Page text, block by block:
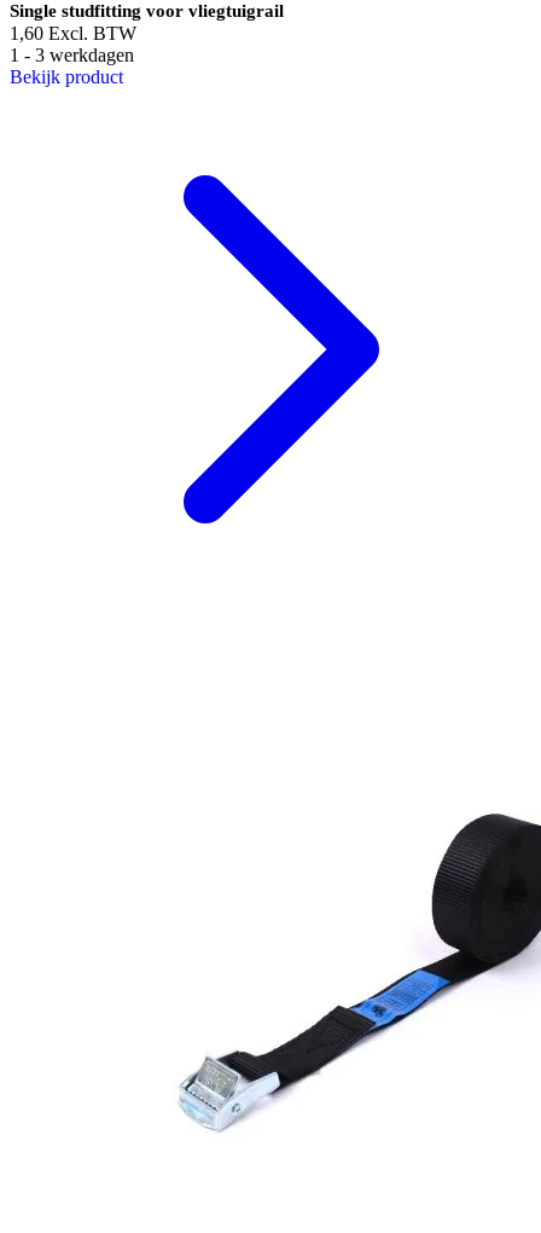
Single studfitting voor vliegtuigrail
1,60 Excl. BTW
1 - 3 werkdagen
Bekijk product